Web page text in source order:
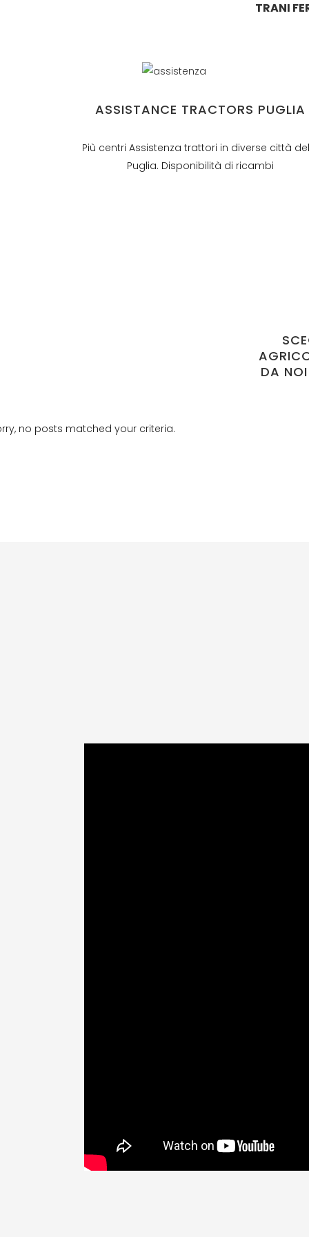
TRANI
ASSISTANCE TRACTORS PUGLIA
Più centri Assistenza trattori in diverse città
Puglia. Disponibilità di ricambi
DA
no posts matched your criteria.